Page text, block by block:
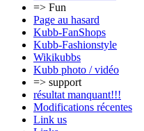
=> Fun
Page au hasard
Kubb-FanShops
Kubb-Fashionstyle
Wikikubbs
Kubb photo / vidéo
=> support
résultat manquant!!!
Modifications récentes
Link us